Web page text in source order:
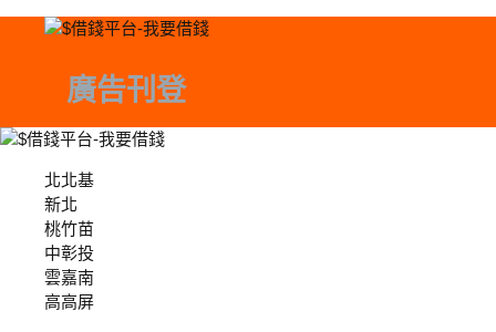
廣告刊登
北北基
新北
桃竹苗
中彰投
雲嘉南
高高屏